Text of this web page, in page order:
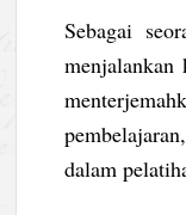
Sebagai
menjalankan
dalam